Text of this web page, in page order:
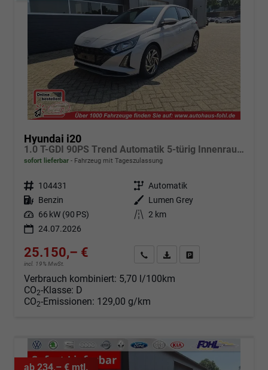
Hyundai i20
1.0 T-GDI 90PS Trend Automatik 5-türig Innenraumkamera 2xKeyless Klimaautomatik Sitzheizung Lenkradheizung Navi Rückf.Kamera PDC Apple CarPlay Android Auto Tempomat Touchscreen 16"LM
sofort lieferbar Fahrzeug mit Tageszulassung
Fahrzeugnr. 104431 Getriebe Automatik
Kraftstoff Benzin Außenfarbe
Lumen Grey
Leistung 66 kW (90 PS) Kilometerstand 2 km
24.07.2026
25.150,– €
incl. 19% MwSt.
Angebot anfordern
Fahrzeugexpose (PDF)
Verbrauch kombiniert: 5,70 l/100km
CO2-Klasse: D
CO2-Emissionen: 129,00 g/km
ab 234,– € mtl.